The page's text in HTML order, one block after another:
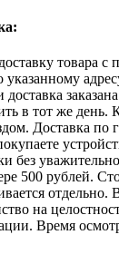
товара
указанному
в тот же день.
Доставка по
без
500 рублей.
отдельно.
на
Время